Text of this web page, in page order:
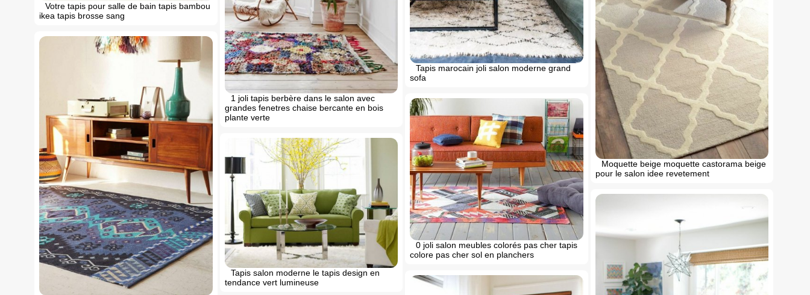
Tapis marocain joli salon moderne grand
sofa
Votre tapis pour salle de bain tapis bambou
ikea tapis brosse sang
1 joli tapis berbère dans le salon avec
grandes fenetres chaise bercante en bois
plante verte
Moquette beige moquette castorama beige
pour le salon idee revetement
0 joli salon meubles colorés pas cher tapis
colore pas cher sol en planchers
Tapis salon moderne le tapis design en
tendance vert lumineuse